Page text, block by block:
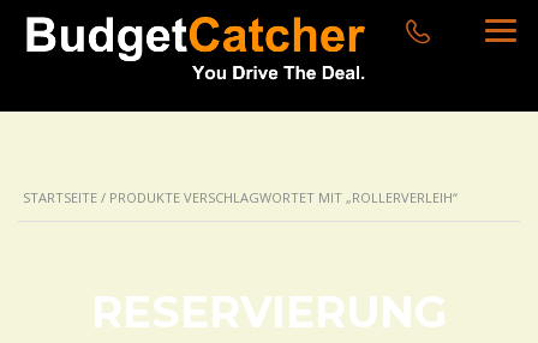
STARTSEITE / PRODUKTE VERSCHLAGWORTET MIT „ROLLERVERLEIH“
RESERVIERUNG